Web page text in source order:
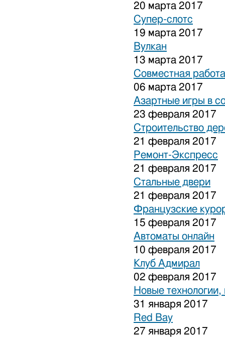
20 марта 2017
Супер-слотс
19 марта 2017
Вулкан
13 марта 2017
Совместная
06 марта 2017
Азартные игры в
23 февраля 2017
Строительство
21 февраля 2017
Ремонт-Экспресс
21 февраля 2017
Стальные двери
21 февраля 2017
Французские
15 февраля 2017
Автоматы онлайн
10 февраля 2017
Клуб Адмирал
02 февраля 2017
Новые
31 января 2017
Red Bay
27 января 2017